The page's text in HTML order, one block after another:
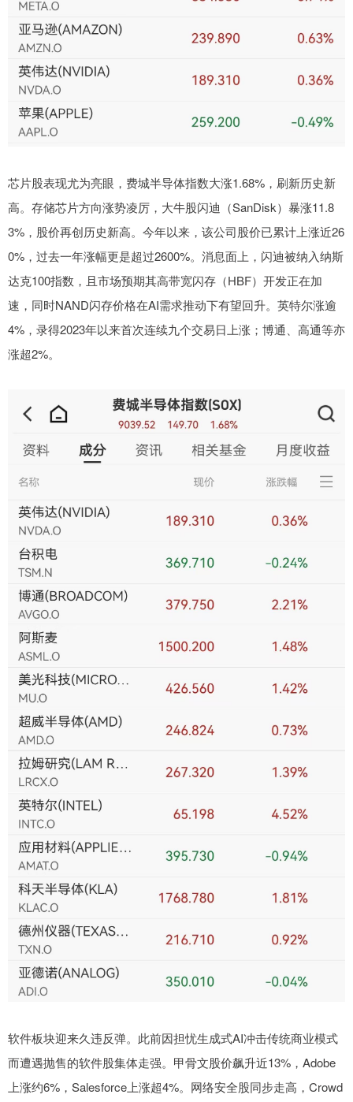
芯片股表现尤为亮眼，费城半导体指数大涨1.68%，刷新历史新
高。存储芯片方向涨势凌厉，大牛股闪迪（SanDisk）暴涨11.8
3%，股价再创历史新高。今年以来，该公司股价已累计上涨近26
0%，过去一年涨幅更是超过2600%。消息面上，闪迪被纳入纳斯
达克100指数，且市场预期其高带宽闪存（HBF）开发正在加
速，同时NAND闪存价格在AI需求推动下有望回升。英特尔涨逾
4%，录得2023年以来首次连续九个交易日上涨；博通、高通等亦
涨超2%。
软件板块迎来久违反弹。此前因担忧生成式AI冲击传统商业模式
而遭遇抛售的软件股集体走强。甲骨文股价飙升近13%，Adobe
上涨约6%，Salesforce上涨超4%。网络安全股同步走高，Crowd